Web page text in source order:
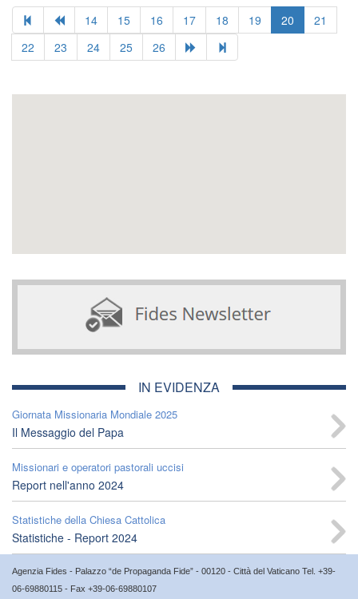
14 15 16 17 18 19 20
21
22
23 24 25 26
IN EVIDENZA
Giornata Missionaria Mondiale 2025
Il Messaggio del Papa
Missionari e operatori pastorali uccisi
Report nell'anno 2024
Statistiche della Chiesa Cattolica
Statistiche - Report 2024
Agenzia Fides - Palazzo “de Propaganda Fide” - 00120 - Città del Vaticano Tel. +39-
06-69880115 - Fax +39-06-69880107